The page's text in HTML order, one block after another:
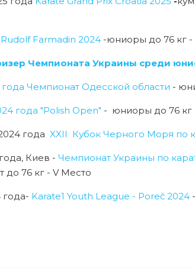
Farmadin 2024 -юниоры до 76 кг -
Чемпионата Украины среди
года Чемпионат Одесской области -
года "Polish Open" - юниоры до 76 кг -
года XXII Кубок Черного Моря по
Киев - Чемпионат Украины по
до 76 кг - V Место
года- Karate1 Youth League - Poreč 2024